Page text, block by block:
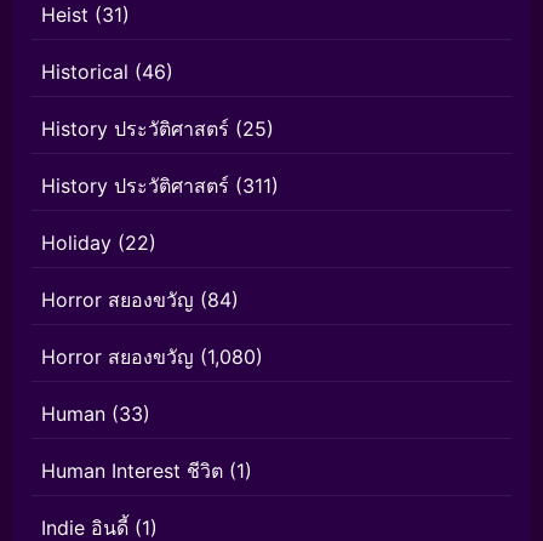
Heist (31)
Historical (46)
History ประวัติศาสตร์ (25)
History ประวัติศาสตร์ (311)
Holiday (22)
Horror สยองขวัญ (84)
Horror สยองขวัญ (1,080)
Human (33)
Human Interest ชีวิต (1)
Indie อินดี้ (1)